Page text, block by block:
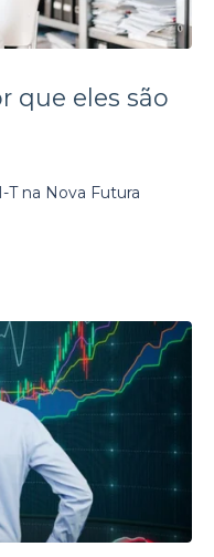
que eles são
T na Nova Futura